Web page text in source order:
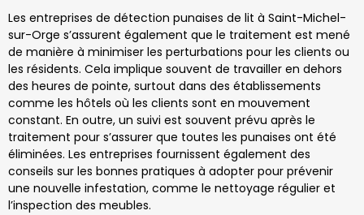
Les entreprises de détection punaises de lit à Saint-Michel-
sur-Orge s’assurent également que le traitement est mené
de manière à minimiser les perturbations pour les clients ou
les résidents. Cela implique souvent de travailler en dehors
des heures de pointe, surtout dans des établissements
comme les hôtels où les clients sont en mouvement
constant. En outre, un suivi est souvent prévu après le
traitement pour s’assurer que toutes les punaises ont été
éliminées. Les entreprises fournissent également des
conseils sur les bonnes pratiques à adopter pour prévenir
une nouvelle infestation, comme le nettoyage régulier et
l’inspection des meubles.